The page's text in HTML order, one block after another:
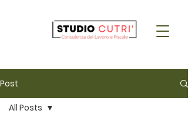
Post
All Posts